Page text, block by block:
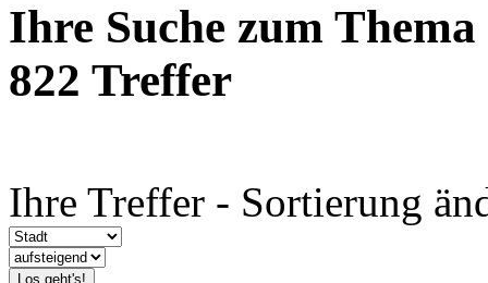
Ihre Suche zum
822 Treffer
Ihre Treffer - Sortierung
Los geht's!